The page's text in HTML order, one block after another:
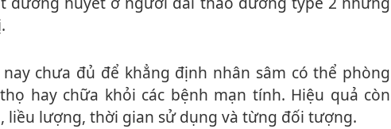
hay chữa khỏi các bệnh mạn tính. Hiệu quả còn
liều lượng, thời gian sử dụng và từng đối tượng.